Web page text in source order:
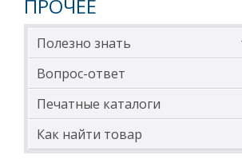
ПРОЧЕЕ
Полезно знать
Вопрос-ответ
Печатные каталоги
Как найти товар